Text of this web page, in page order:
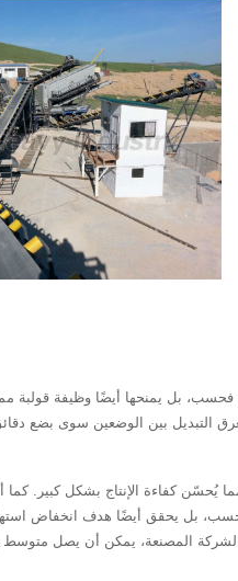
بل يمنحها أيضًا وظيفة قولبة
التبديل بين الوضعين سوى بضع
الفعال للماكينة أحد أبرز مزايا أدائها. يزيد تصميم المروحة ذات التجويف العميق من قدرة مناولة المواد
التشغيل المستقر للمعدات فحسب، بل يحقق أيضًا هدف
الشركة المصنعة، يمكن أن يصل